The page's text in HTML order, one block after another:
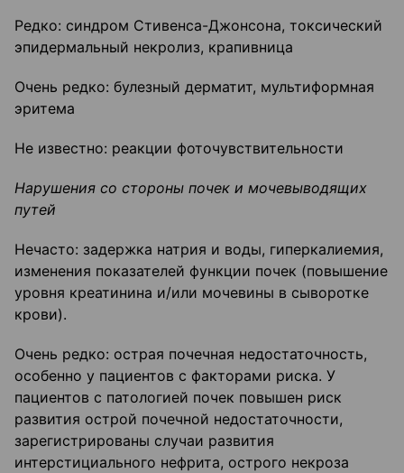
Редко: синдром Стивенса-Джонсона, токсический
эпидермальный некролиз, крапивница
Очень редко: булезный дерматит, мультиформная
эритема
Не известно: реакции фоточувствительности
Нарушения со стороны почек и мочевыводящих
путей
Нечасто: задержка натрия и воды, гиперкалиемия,
изменения показателей функции почек (повышение
уровня креатинина и/или мочевины в сыворотке
крови).
Очень редко: острая почечная недостаточность,
особенно у пациентов с факторами риска. У
пациентов с патологией почек повышен риск
развития острой почечной недостаточности,
зарегистрированы случаи развития
интерстициального нефрита, острого некроза